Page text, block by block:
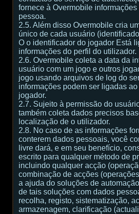
fornece à Overmobile informações
pessoa.
2.5. Além disso Overmobile cria
único de cada usuário
O o identificador do jogador Está
informações do perfil do utilizador.
2.6. Overmobile coleta a data da
usuário com um jogo e outros
jogo usando arquivos de log do
informações podem ser ligadas
jogador.
2.7. Sujeito à permissão do
também coleta dados precisos
localização de o utilizador.
2.8. No caso de as informações
conterem dados pessoais, você
livre dará, e em seu benefício,
escrito para qualquer método de
incluindo qualquer acção
combinação de acções
a ajuda do soluções de
de tais soluções com dados
recolha, registo, sistematização,
armazenagem, clarificação